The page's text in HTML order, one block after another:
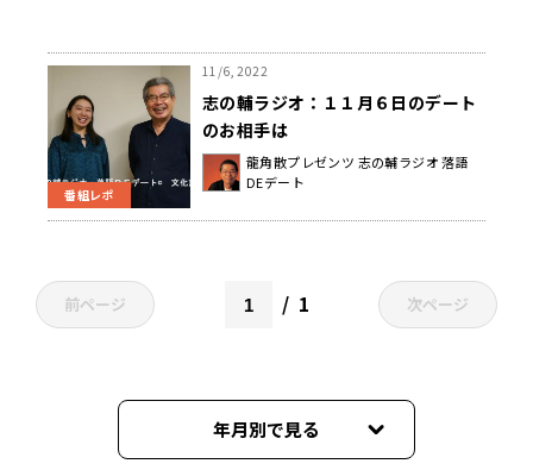
番組レポ
11/6, 2022
志の輔ラジオ：１１月６日のデート
のお相手は
龍角散プレゼンツ 志の輔ラジオ 落語
DEデート
前ページ 1 次ページ
年月別で見る